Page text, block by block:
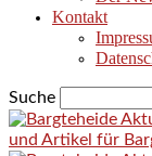
Kontakt
Suche
und Artikel für